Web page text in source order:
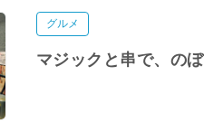
グルメ
マジックと串で、の